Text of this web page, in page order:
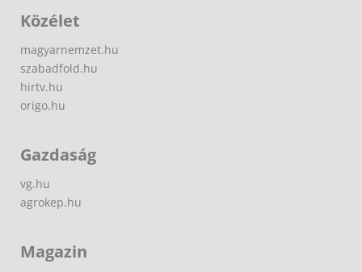
Közélet
magyarnemzet.hu
szabadfold.hu
hirtv.hu
origo.hu
Gazdaság
vg.hu
agrokep.hu
Magazin